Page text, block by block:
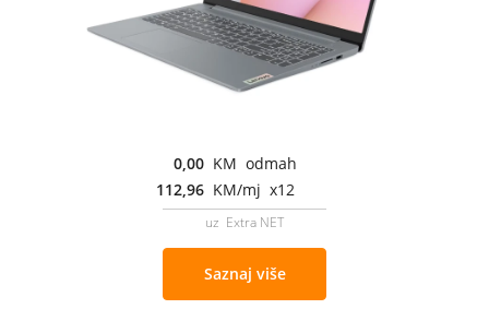
0,00 KM odmah
112,96 KM/mj x12
uz Extra NET
Saznaj više